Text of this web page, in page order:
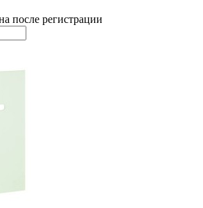
после регистрации